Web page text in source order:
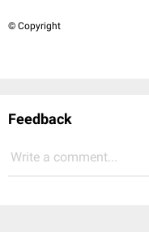
© Copyright
Feedback
Write a comment...